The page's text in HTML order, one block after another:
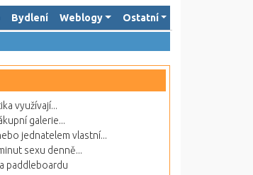
Bydlení Weblogy
Ostatní
využívají...
galerie...
jednatelem vlastní...
sexu denně...
paddleboardu